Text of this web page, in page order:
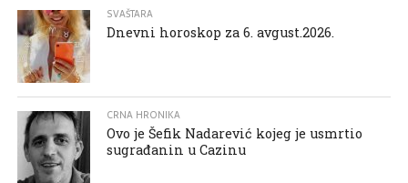
SVAŠTARA
Dnevni horoskop za 6. avgust.2026.
CRNA HRONIKA
Ovo je Šefik Nadarević kojeg je usmrtio
sugrađanin u Cazinu